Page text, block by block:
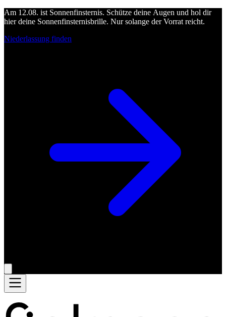
Am 12.08. ist Sonnenfinsternis. Schütze deine Augen und hol dir
hier deine Sonnenfinsternisbrille. Nur solange der Vorrat reicht.
Niederlassung finden